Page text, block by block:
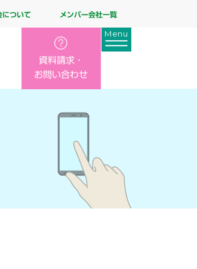
について メンバー会社一覧
資料請求・
お問い合わせ